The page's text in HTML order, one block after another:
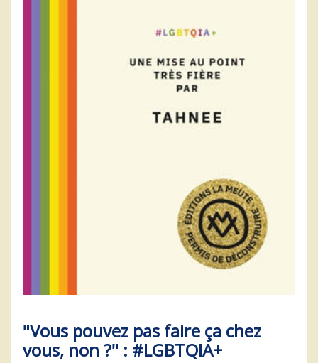
"Vous pouvez pas faire ça chez
vous, non ?" : #LGBTQIA+